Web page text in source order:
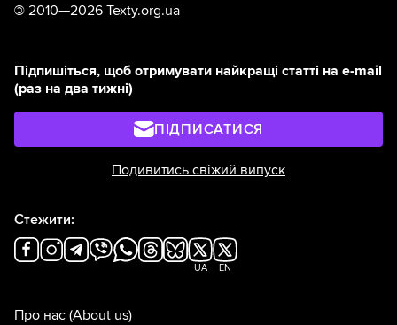
© 2010—2026 Texty.org.ua
Підпишіться, щоб отримувати найкращі статті на e-mail
(раз на два тижні)
ПІДПИСАТИСЯ
Подивитись свіжий випуск
Стежити:
UA EN
Про нас (About us)